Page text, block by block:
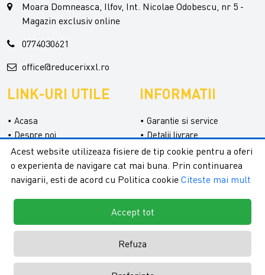
Moara Domneasca, Ilfov, Int. Nicolae Odobescu, nr 5 -
Magazin exclusiv online
0774030621
office@reducerixxl.ro
LINK-URI UTILE
Acasa
Despre noi
Categorii
Contact
Formular retur
INFORMATII
Garantie si service
Detalii livrare
Confidentialitate
Termeni si conditii
Copyright © 2026 - ReduceriXXL |
Acest website utilizeaza fisiere de tip cookie pentru a oferi
o experienta de navigare cat mai buna. Prin continuarea
navigarii, esti de acord cu Politica cookie Citeste mai mult
Accept tot
Refuza